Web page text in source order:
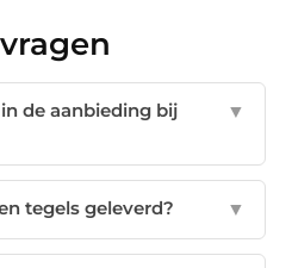
de aanbieding bij
▼
tegels geleverd? ▼